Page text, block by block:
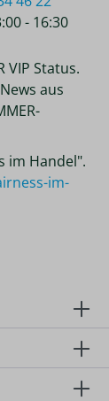
- 16:30
VIP Status.
aus
im Handel".
im-